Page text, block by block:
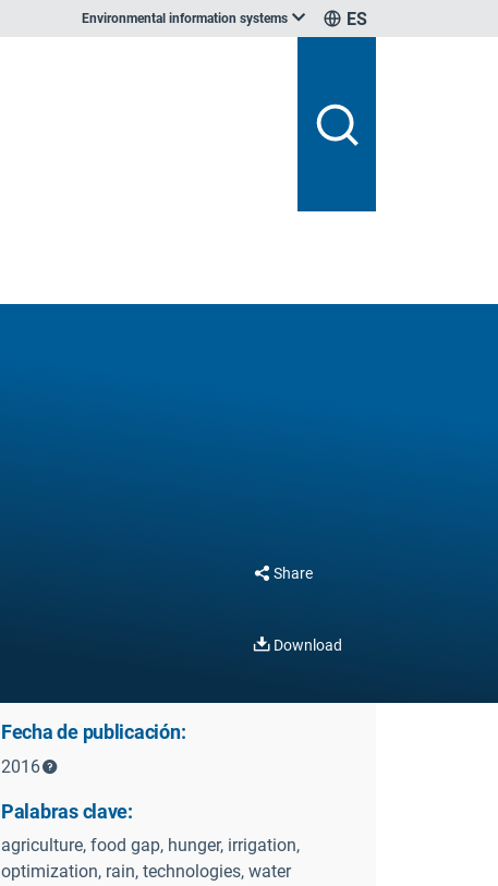
Environmental information systems ES
Share
Download
Fecha de publicación:
2016
Palabras clave:
agriculture, food gap, hunger, irrigation,
optimization, rain, technologies, water